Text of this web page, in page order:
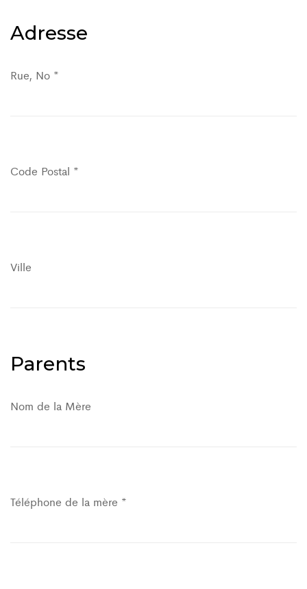
Adresse
Rue, No *
Code Postal *
Ville
Parents
Nom de la Mère
Téléphone de la mère *